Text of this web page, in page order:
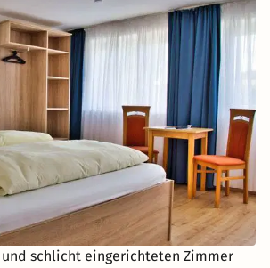
schlicht eingerichteten Zimmer